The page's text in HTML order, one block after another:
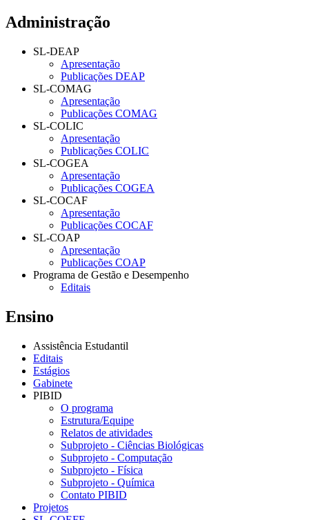
Administração
SL-DEAP
Apresentação
Publicações DEAP
SL-COMAG
Apresentação
Publicações COMAG
SL-COLIC
Apresentação
Publicações COLIC
SL-COGEA
Apresentação
Publicações COGEA
SL-COCAF
Apresentação
Publicações COCAF
SL-COAP
Apresentação
Publicações COAP
Programa de Gestão e Desempenho
Editais
Ensino
Assistência Estudantil
Editais
Estágios
Gabinete
PIBID
O programa
Estrutura/Equipe
Relatos de atividades
Subprojeto - Ciências Biológicas
Subprojeto - Computação
Subprojeto - Física
Subprojeto - Química
Contato PIBID
Projetos